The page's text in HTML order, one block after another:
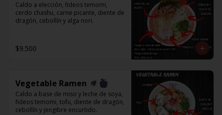
Caldo a elección, fideos temomi,
cerdo chashu, carne picante, diente de
dragón, cebollín y alga nori.
$9.500
Vegetable Ramen
Caldo a base de miso y leche de soya,
fideos temomi, tofu, diente de dragón,
cebollín y jengibre encurtido.